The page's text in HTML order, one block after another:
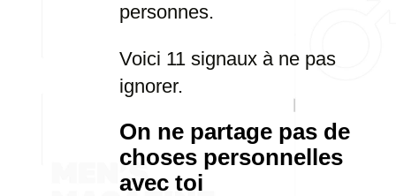
personnes.
Voici 11 signaux à ne pas
ignorer.
On ne partage pas de
choses personnelles
avec toi